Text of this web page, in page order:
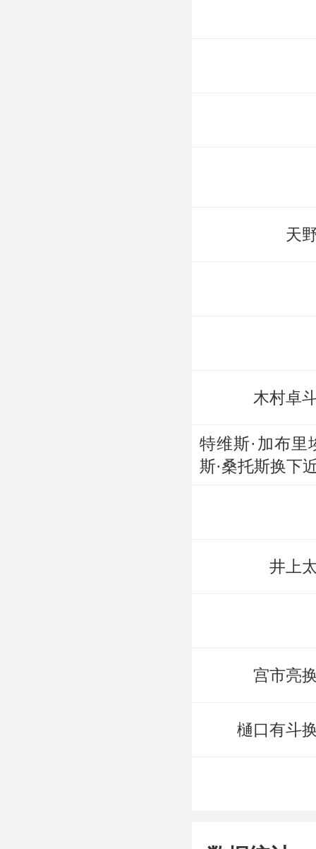
天
木村卓
特维斯·加布里
斯·桑托斯换下
井上
宫市亮
樋口有斗